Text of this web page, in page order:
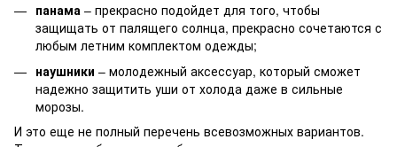
панама – прекрасно подойдет для того, чтобы
защищать от палящего солнца, прекрасно сочетаются с
любым летним комплектом одежды;
наушники – молодежный аксессуар, который сможет
надежно защитить уши от холода даже в сильные
морозы.
И это еще не полный перечень всевозможных вариантов.